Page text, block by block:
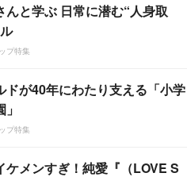
んと学ぶ 日常に潜む“人身取
プ特集
ドが40年にわたり支える「小学
プ特集
ケメンすぎ！純愛『（LOVE S